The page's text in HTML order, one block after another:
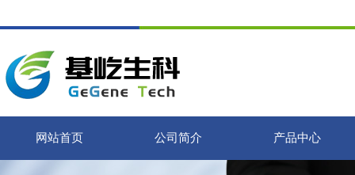
网站首页 公司简介 产品中心